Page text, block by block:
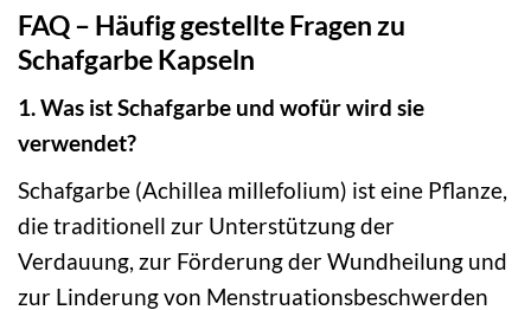
FAQ – Häufig gestellte Fragen zu
Schafgarbe Kapseln
1. Was ist Schafgarbe und wofür wird sie
verwendet?
Schafgarbe (Achillea millefolium) ist eine Pflanze,
die traditionell zur Unterstützung der
Verdauung, zur Förderung der Wundheilung und
zur Linderung von Menstruationsbeschwerden